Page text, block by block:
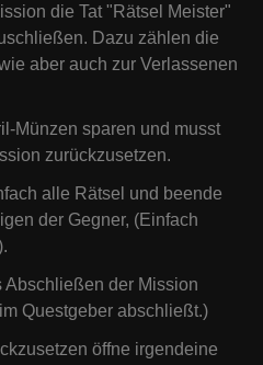
die Tat "Rätsel Meister"
Dazu zählen die
aber auch zur Verlassenen
Münzen sparen und musst
zurückzusetzen.
alle Rätsel und beende
der Gegner, (Einfach
Abschließen der Mission
Questgeber abschließt.)
öffne irgendeine